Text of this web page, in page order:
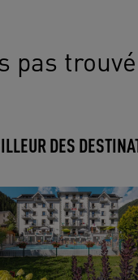
pas
DES